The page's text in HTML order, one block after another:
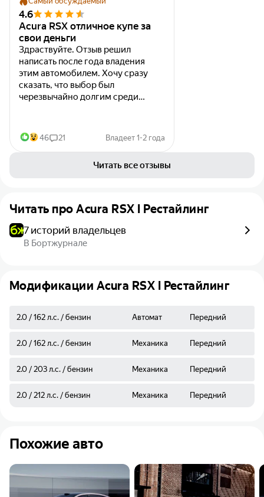
4.6
Acura RSX отличное купе за
свои деньги
Здраствуйте. Отзыв решил
написать после года владения
этим автомобилем. Хочу сразу
сказать, что выбор был
черезвычайно долгим среди
2000)...
46 21 Владеет 1-2 года
Читать все отзывы
Читать проAcura RSX I Рестайлинг
7 историй владельцев
В Бортжурнале
Модификации Acura RSX I Рестайлинг
2.0 / 162 л.с. / бензин Автомат Передний
2.0 / 162 л.с. / бензин Механика Передний
2.0 / 203 л.с. / бензин Механика Передний
2.0 / 212 л.с. / бензин Механика Передний
Похожие авто